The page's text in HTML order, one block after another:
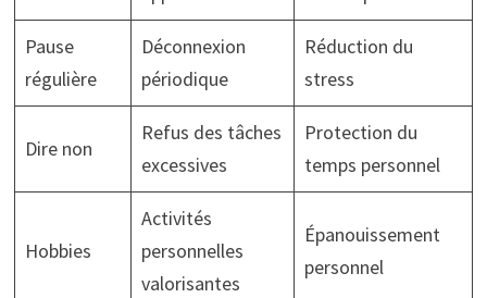
Pause
régulière
Déconnexion
périodique
Réduction du
stress
Dire non
Refus des tâches
excessives
Protection du
temps personnel
Hobbies
Activités
personnelles
valorisantes
Épanouissement
personnel